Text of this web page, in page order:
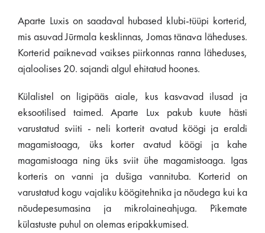
Aparte Luxis on saadaval hubased klubi-tüüpi korterid,
mis asuvad Jūrmala kesklinnas, Jomas tänava läheduses.
Korterid paiknevad vaikses piirkonnas ranna läheduses,
ajaloolises 20. sajandi algul ehitatud hoones.
Külalistel on ligipääs aiale, kus kasvavad ilusad ja
eksootilised taimed. Aparte Lux pakub kuute hästi
varustatud sviiti - neli korterit avatud köögi ja eraldi
magamistoaga, üks korter avatud köögi ja kahe
magamistoaga ning üks sviit ühe magamistoaga. Igas
korteris on vanni ja dušiga vannituba. Korterid on
varustatud kogu vajaliku köögitehnika ja nõudega kui ka
nõudepesumasina ja mikrolaineahjuga. Pikemate
külastuste puhul on olemas eripakkumised.